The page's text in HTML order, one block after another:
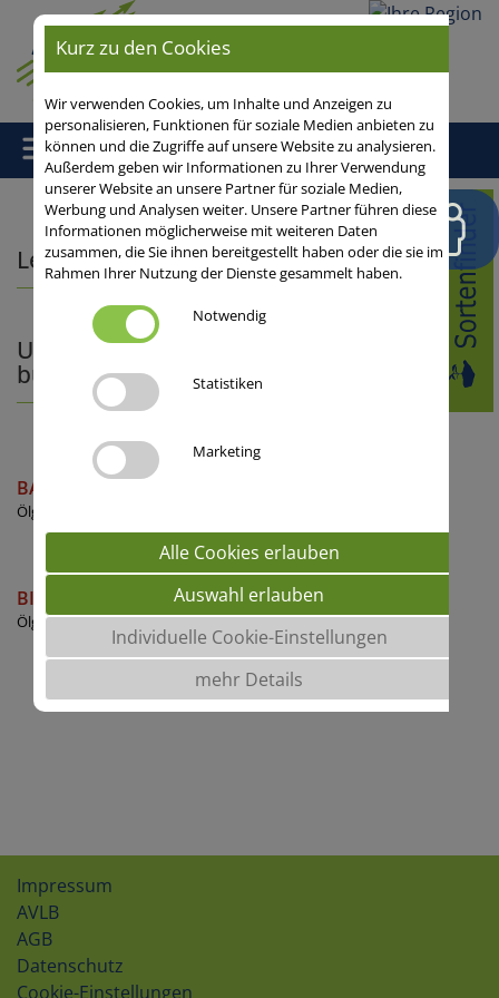
Ihre
Home/Lein/ Lein
Lein
Unsere Empfehlungen im
bundesweiten Durchschnitt
BALANCE
Ölgewinnung
BINGO
Ölgewinnung
Kurz zu den Cookies
Wir verwenden Cookies, um Inhalte und Anzeigen zu
personalisieren, Funktionen für soziale Medien anbieten zu
können und die Zugriffe auf unsere Website zu analysieren.
Außerdem geben wir Informationen zu Ihrer Verwendung
unserer Website an unsere Partner für soziale Medien,
Werbung und Analysen weiter. Unsere Partner führen diese
Informationen möglicherweise mit weiteren Daten
zusammen, die Sie ihnen bereitgestellt haben oder die sie im
Rahmen Ihrer Nutzung der Dienste gesammelt haben.
Notwendig
Statistiken
Marketing
Alle Cookies erlauben
Auswahl erlauben
Individuelle Cookie-Einstellungen
mehr Details
Impressum
AVLB
AGB
Datenschutz
Cookie-Einstellungen